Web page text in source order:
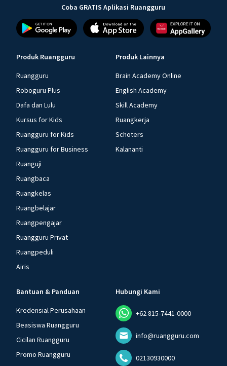
Coba GRATIS Aplikasi Ruangguru
Produk Ruangguru
Ruangguru
Roboguru Plus
Dafa dan Lulu
Kursus for Kids
Ruangguru for Kids
Ruangguru for Business
Ruanguji
Ruangbaca
Ruangkelas
Ruangbelajar
Ruangpengajar
Ruangguru Privat
Ruangpeduli
Airis
Produk Lainnya
Brain Academy Online
English Academy
Skill Academy
Ruangkerja
Schoters
Kalananti
Bantuan & Panduan
Kredensial Perusahaan
Beasiswa Ruangguru
Cicilan Ruangguru
Promo Ruangguru
Hubungi Kami
+62 815-7441-0000
info@ruangguru.com
02130930000